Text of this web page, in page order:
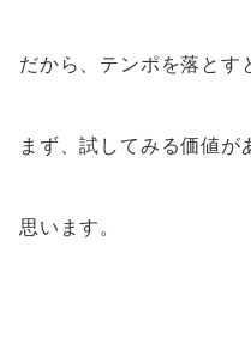
だから、テンポを落とす
まず、試してみる価値が
思います。